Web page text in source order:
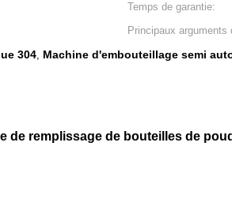
Temps de garantie:
Principaux arguments
304, Machine d'embouteillage semi
de remplissage de bouteilles de